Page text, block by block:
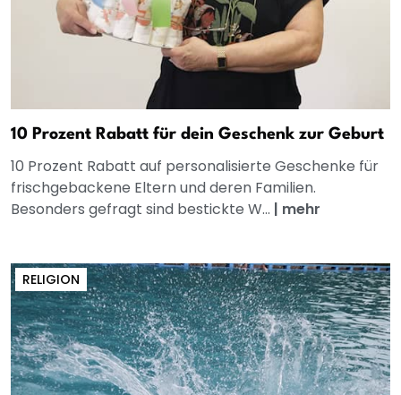
10 Prozent Rabatt für dein Geschenk zur Geburt
10 Prozent Rabatt auf personalisierte Geschenke für
frischgebackene Eltern und deren Familien.
Besonders gefragt sind bestickte W... | mehr
RELIGION